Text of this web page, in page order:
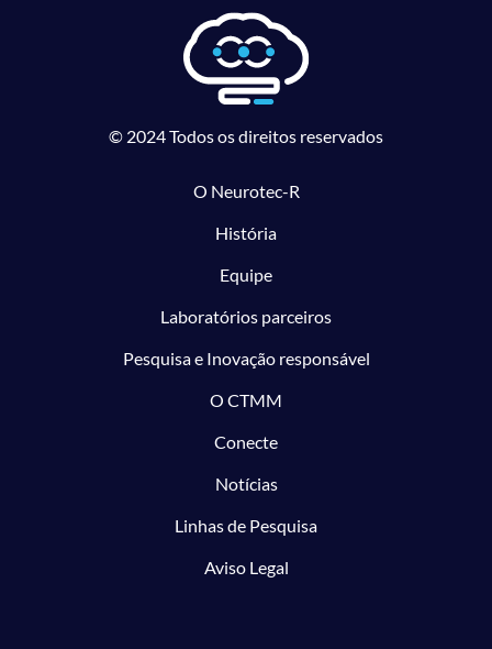
© 2024 Todos os direitos reservados
O Neurotec-R
História
Equipe
Laboratórios parceiros
Pesquisa e Inovação responsável
O CTMM
Conecte
Notícias
Linhas de Pesquisa
Aviso Legal